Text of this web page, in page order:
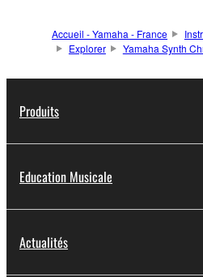
Accueil - Yamaha - France
Explorer
Yamaha Synth
Produits
Education Musicale
Actualités